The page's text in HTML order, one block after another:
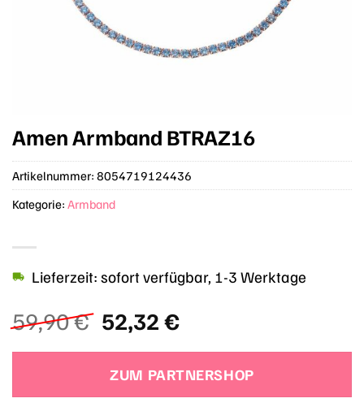
Amen Armband BTRAZ16
59,90€ Ursprünglicher
Preis
war:
59,90 €
52,32€Aktueller
ist:
52,32 €.
Lieferzeit: sofort verfügbar, 1-3 Werktage
ZUM PARTNERSHOP
Artikelnummer: 8054719124436
Kategorie: Armband